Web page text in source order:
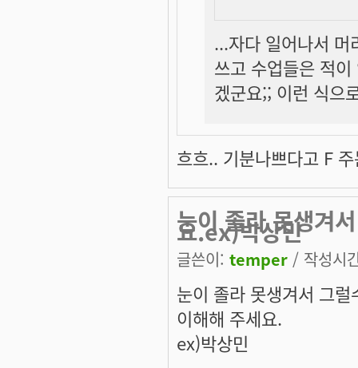
...자다 일어나서 머
쓰고 수업들은 적
겠군요;; 이런 식으
흐흐.. 기분나쁘다고 F
눈이 졸라 못생겨
요.ex)박상민
글쓴이: temper / 작성시
눈이 졸라 못생겨서 그
이해해 주세요.
ex)박상민